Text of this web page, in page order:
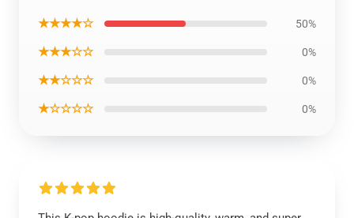
★★★★☆ 50%
★★★☆☆ 0%
★★☆☆☆ 0%
★☆☆☆☆ 0%